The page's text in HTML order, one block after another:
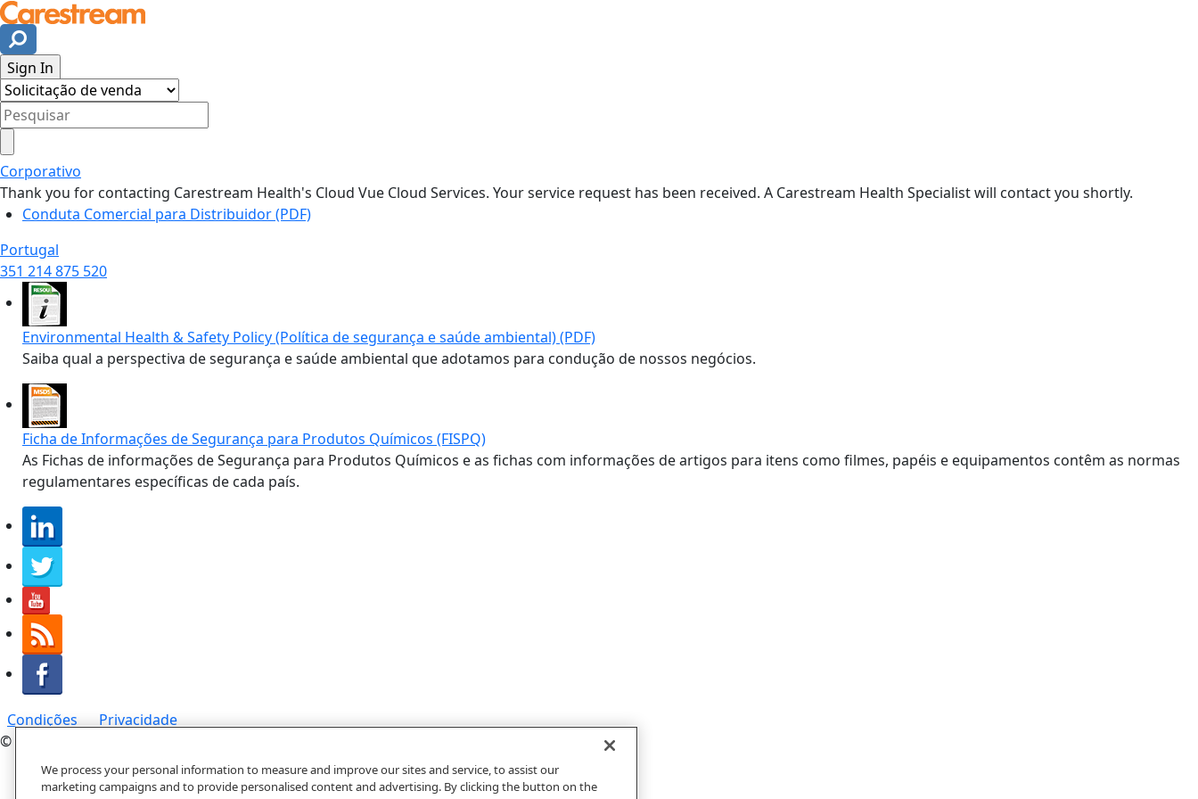
Corporativo
Thank you for contacting Carestream Health's Cloud Vue Cloud Services. Your service request has been received. A Carestream Health Specialist will contact you shortly.
Conduta Comercial para Distribuidor (PDF)
Portugal
351 214 875 520
Environmental Health & Safety Policy (Política de segurança e saúde ambiental) (PDF)
Saiba qual a perspectiva de segurança e saúde ambiental que adotamos para condução de nossos negócios.
Ficha de Informações de Segurança para Produtos Químicos (FISPQ)
As Fichas de informações de Segurança para Produtos Químicos e as fichas com informações de artigos para itens como filmes, papéis e equipamentos contêm as normas
regulamentares específicas de cada país.
Condições
Privacidade
© 2019 Carestream Health. All rights reserved.
We process your personal information to measure and improve our sites and service, to assist our
marketing campaigns and to provide personalised content and advertising. By clicking the button on the